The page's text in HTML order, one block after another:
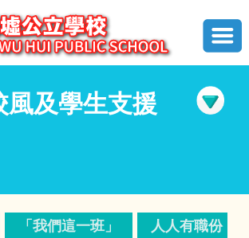
風及學生支援
「我們這一班」 人人有職份